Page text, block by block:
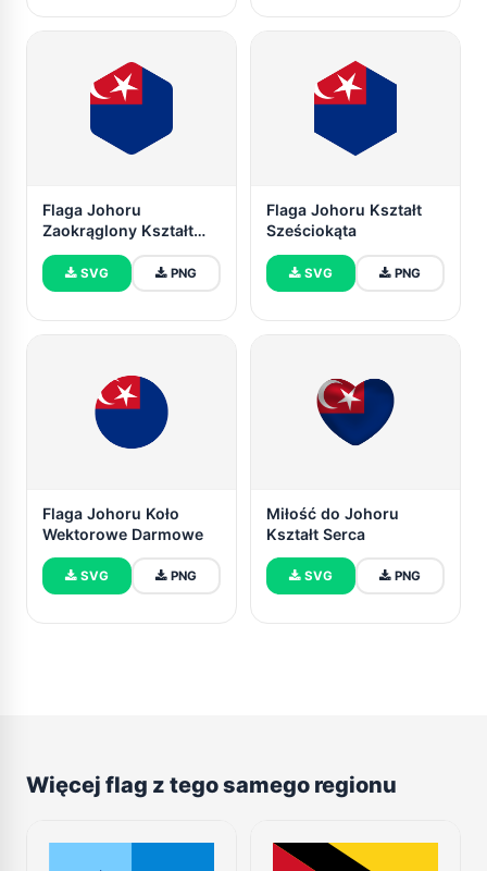
Flaga Johoru
Zaokrąglony Kształt
Sześciokąta
SVG PNG
Flaga Johoru Kształt
Sześciokąta
SVG PNG
Flaga Johoru Koło
Wektorowe Darmowe
SVG PNG
Miłość do Johoru
Kształt Serca
SVG PNG
Więcej flag z tego samego regionu